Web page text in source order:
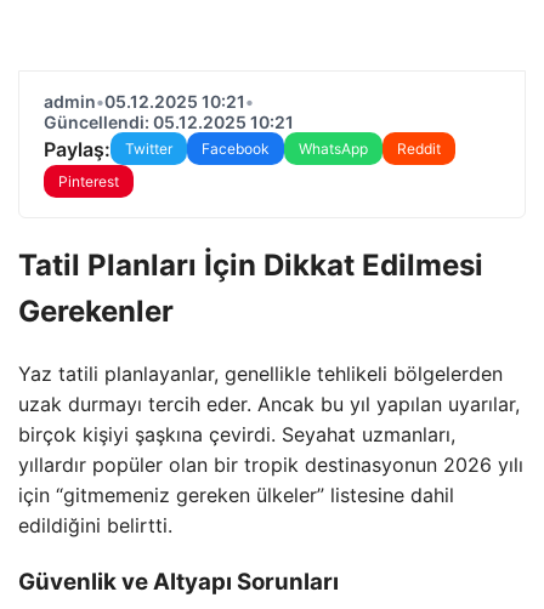
admin•05.12.2025 10:21•
Güncellendi: 05.12.2025 10:21
Paylaş: Twitter Facebook WhatsApp
Reddit
Pinterest
Tatil Planları İçin Dikkat Edilmesi
Gerekenler
Yaz tatili planlayanlar, genellikle tehlikeli bölgelerden
uzak durmayı tercih eder. Ancak bu yıl yapılan uyarılar,
birçok kişiyi şaşkına çevirdi. Seyahat uzmanları,
yıllardır popüler olan bir tropik destinasyonun 2026 yılı
için “gitmemeniz gereken ülkeler” listesine dahil
edildiğini belirtti.
Güvenlik ve Altyapı Sorunları